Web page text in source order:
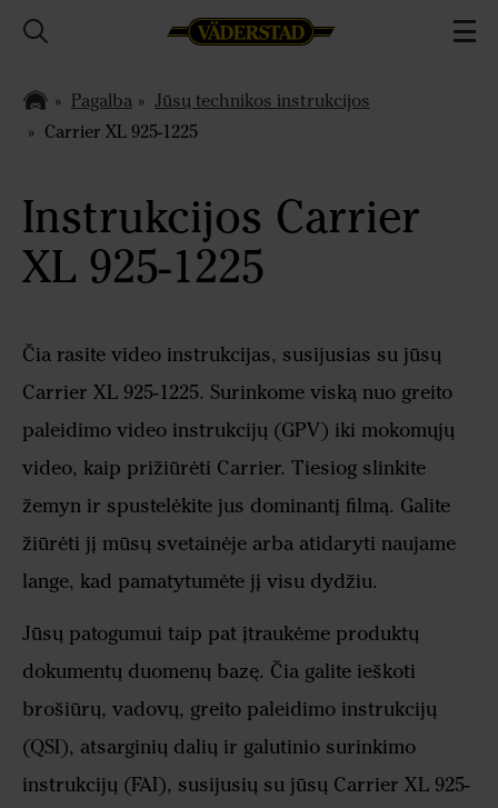
Pagalba
Jūsų technikos instrukcijos
Carrier XL 925-1225
Instrukcijos Carrier
XL 925-1225
Čia rasite video instrukcijas, susijusias su jūsų
Carrier XL 925-1225. Surinkome viską nuo greito
paleidimo video instrukcijų (GPV) iki mokomųjų
video, kaip prižiūrėti Carrier. Tiesiog slinkite
žemyn ir spustelėkite jus dominantį filmą. Galite
žiūrėti jį mūsų svetainėje arba atidaryti naujame
lange, kad pamatytumėte jį visu dydžiu.
Jūsų patogumui taip pat įtraukėme produktų
dokumentų duomenų bazę. Čia galite ieškoti
brošiūrų, vadovų, greito paleidimo instrukcijų
(QSI), atsarginių dalių ir galutinio surinkimo
instrukcijų (FAI), susijusių su jūsų Carrier XL 925-